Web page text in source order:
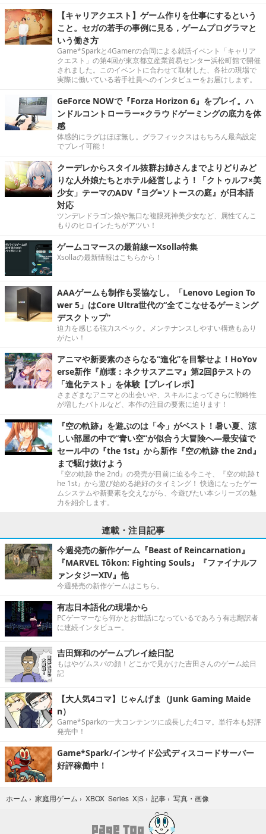
【キャリアクエスト】ゲーム作りを仕事にするという
こと。セガの若手の事例に見る，ゲームプログラマと
いう働き方
Game*Sparkと4Gamerの合同による就活イベント「キャリア
クエスト」の第4回が東京都立産業貿易センター浜松町館で開催
されました。このイベントに合わせて取材した、各社の現場で
実際に働いている若手社員へのインタビューをお届けします。
GeForce NOWで『Forza Horizon 6』をプレイ。ハ
ンドルコントローラー×クラウドゲーミングの底力を体
感
体感的にラグはほぼ無し。グラフィックスはもちろん最高設定
でプレイ可能！
クーデレからスタイル抜群お姉さんまでよりどりみど
りな人外娘たちとホテル経営しよう！「クトゥルフ×美
少女」テーマのADV『ヨグ=ソトースの庭』が日本語
対応
ツンデレドラゴン娘や無口な複眼死神美少女など、属性てんこ
もりのヒロインたちがアツい！
ゲームコマースの最前線ーXsolla特集
Xsollaの最新情報はこちらから！
AAAゲームも制作も妥協なし。「Lenovo Legion To
wer 5」はCore Ultra世代の“全てこなせるゲーミング
デスクトップ”
迫力を感じる強力スペック。メンテナンスしやすい構造もあり
がたい！
アニマや新要素のさらなる“進化”を目撃せよ！HoYov
erse新作『崩壊：ネクサスアニマ』第2回βテストの
「進化テスト」を体験【プレイレポ】
さまざまなアニマとの出会いや、スキルによってさらに戦略性
が増したバトルなど、本作の注目の要素に迫ります！
『空の軌跡』を遊ぶのは「今」がベスト！暑い夏、涼
しい部屋の中で“青い空”が似合う大冒険へ―最安値で
セール中の『the 1st』から新作『空の軌跡 the 2nd』
まで駆け抜けよう
『空の軌跡 the 2nd』の発売が目前に迫る今こそ、『空の軌跡 t
he 1st』から遊び始める絶好のタイミング！ 快適になったゲー
ムシステムや新要素を交えながら、今遊びたい本シリーズの魅
力を紹介します。
連載・注目記事
今週発売の新作ゲーム『Beast of Reincarnation』
『MARVEL Tōkon: Fighting Souls』『ファイナルフ
ァンタジーXIV』他
今週発売の新作ゲームはこちら。
有志日本語化の現場から
PCゲーマーなら何かとお世話になっているであろう有志翻訳者
に連続インタビュー。
吉田輝和のゲームプレイ絵日記
もはやゲムスパの顔！どこかで見かけた吉田さんのゲーム絵日
記
【大人気4コマ】じゃんげま（Junk Gaming Maide
n）
Game*Sparkの一大コンテンツに成長した4コマ。単行本も好評
発売中！
Game*Spark/インサイド公式ディスコードサーバー
好評稼働中！
ホーム › 家庭用ゲーム › XBOX Series X|S › 記事 › 写真・画像